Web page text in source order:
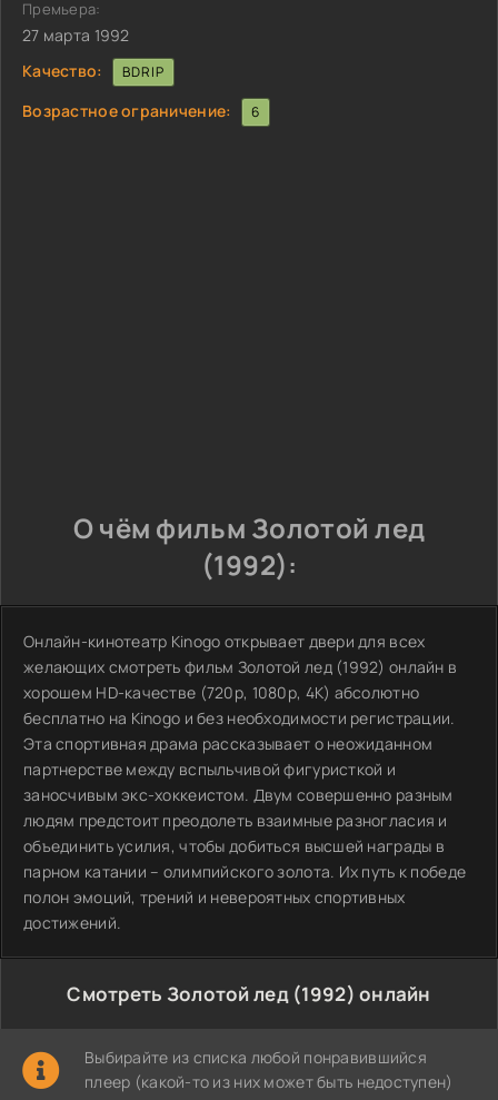
Премьера:
27 марта 1992
Качество:
BDRIP
Возрастное ограничение: 6
О чём фильм Золотой лед
(1992):
Онлайн-кинотеатр Kinogo открывает двери для всех
желающих смотреть фильм Золотой лед (1992) онлайн в
хорошем HD-качестве (720p, 1080p, 4K) абсолютно
бесплатно на Kinogo и без необходимости регистрации.
Эта спортивная драма рассказывает о неожиданном
партнерстве между вспыльчивой фигуристкой и
заносчивым экс-хоккеистом. Двум совершенно разным
людям предстоит преодолеть взаимные разногласия и
объединить усилия, чтобы добиться высшей награды в
парном катании – олимпийского золота. Их путь к победе
полон эмоций, трений и невероятных спортивных
достижений.
Смотреть Золотой лед (1992) онлайн
Выбирайте из списка любой понравившийся
плеер (какой-то из них может быть недоступен)